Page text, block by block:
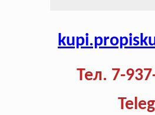
Тел. 7-